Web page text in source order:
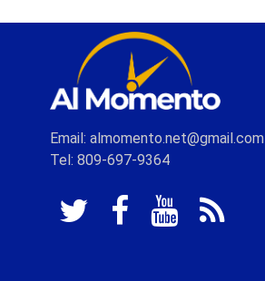
Email: almomento.net@gmail.com
Tel: 809-697-9364